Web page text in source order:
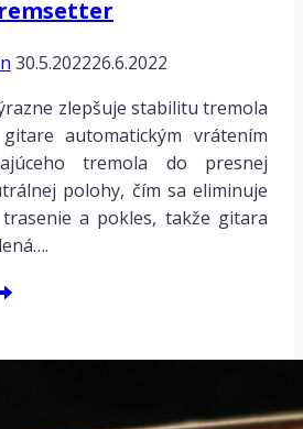
30.5.202226.6.2022
zlepšuje stabilitu tremola
automatickým vrátením
tremola do presnej
polohy, čím sa eliminuje
a pokles, takže gitara